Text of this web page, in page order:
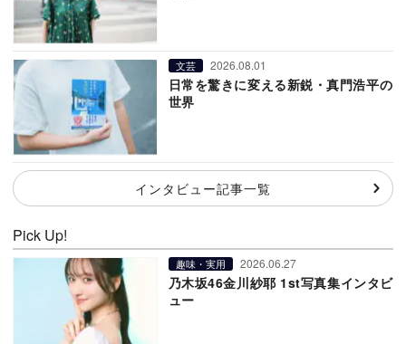
文芸 2026.08.01
日常を驚きに変える新鋭・真門浩平の
世界
インタビュー記事一覧
Pick Up!
趣味・実用 2026.06.27
乃木坂46金川紗耶 1st写真集インタビ
ュー